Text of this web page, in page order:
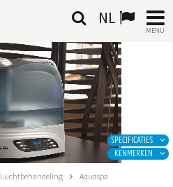
NL
MENU
SPECIFICATIES
KENMERKEN
Luchtbehandeling Aquaspa